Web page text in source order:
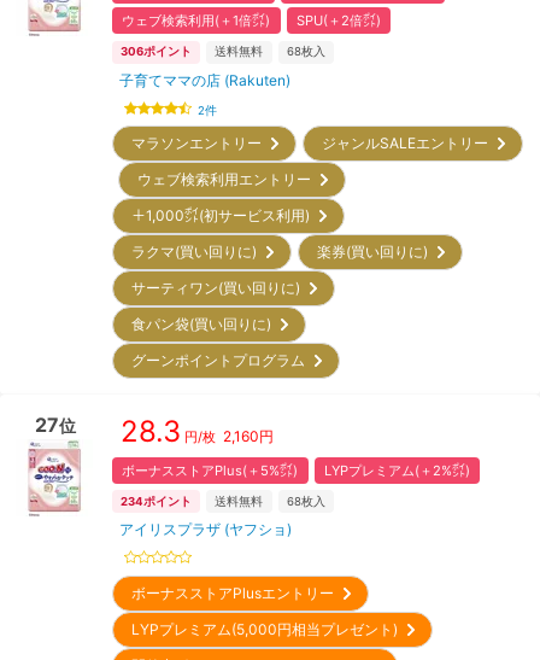
ウェブ検索利用(＋1倍㌽)
SPU(＋2倍㌽)
306ポイント 送料無料 68枚入
子育てママの店 (Rakuten)
2件
マラソンエントリー
ジャンルSALEエントリー
ウェブ検索利用エントリー
＋1,000㌽(初サービス利用)
ラクマ(買い回りに)
楽券(買い回りに)
サーティワン(買い回りに)
食パン袋(買い回りに)
グーンポイントプログラム
27位 28.3 円/枚 2,160円
ボーナスストアPlus(＋5%㌽) LYPプレミアム(＋2%㌽)
234ポイント 送料無料 68枚入
アイリスプラザ (ヤフショ)
ボーナスストアPlusエントリー
LYPプレミアム(5,000円相当プレゼント)